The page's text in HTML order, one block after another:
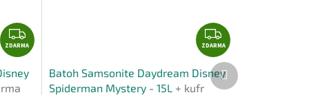
Z
D
R
ZDARMA
Z
D
A
R
ZDARMA
Batoh Samsonite Daydream Disney
Spiderman Mystery - 15L + kufr
Další
produkt